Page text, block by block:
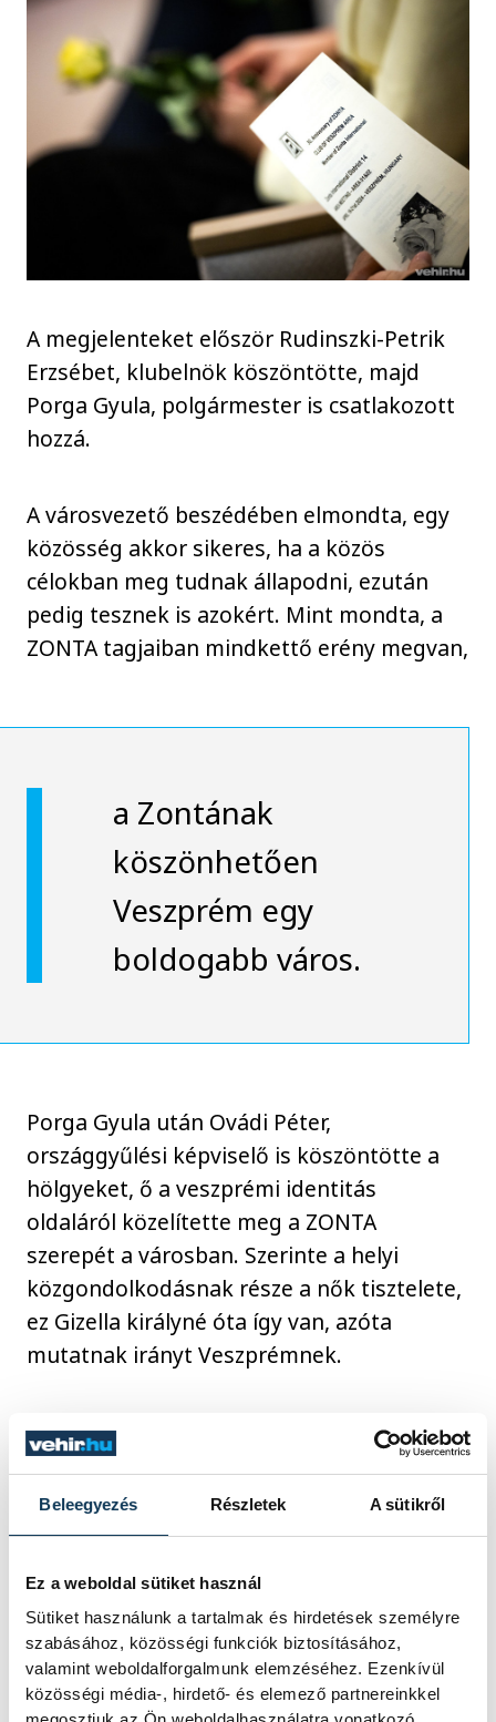
Beleegyezés Részletek A sütikről
Ez a weboldal sütiket használ
Sütiket használunk a tartalmak és hirdetések személyre
szabásához, közösségi funkciók biztosításához,
valamint weboldalforgalmunk elemzéséhez. Ezenkívül
közösségi média-, hirdető- és elemező partnereinkkel
A megjelenteket először Rudinszki-Petrik
Erzsébet, klubelnök köszöntötte, majd
Porga Gyula, polgármester is csatlakozott
hozzá.
A városvezető beszédében elmondta, egy
közösség akkor sikeres, ha a közös
célokban meg tudnak állapodni, ezután
pedig tesznek is azokért. Mint mondta, a
ZONTA tagjaiban mindkettő erény megvan,
a Zontának
köszönhetően
Veszprém egy
boldogabb város.
Porga Gyula után Ovádi Péter,
országgyűlési képviselő is köszöntötte a
hölgyeket, ő a veszprémi identitás
oldaláról közelítette meg a ZONTA
szerepét a városban. Szerinte a helyi
közgondolkodásnak része a nők tisztelete,
ez Gizella királyné óta így van, azóta
mutatnak irányt Veszprémnek.